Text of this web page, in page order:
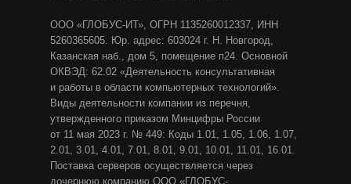
ООО «ГЛОБУС-ИТ», ОГРН 1135260012337, ИНН
5260365605. Юр. адрес: 603024 г. Н. Новгород,
Казанская наб., дом 5, помещение п24. Основной
ОКВЭД: 62.02 «Деятельность консультативная
и работы в области компьютерных технологий».
Виды деятельности компании из перечня,
утвержденного приказом Минцифры России
от 11 мая 2023 г. № 449: Коды 1.01, 1.05, 1.06, 1.07,
2.01, 3.01, 4.01, 7.01, 8.01, 9.01, 10.01, 11.01, 16.01.
Поставка серверов осуществляется через
дочернюю компанию ООО «ГЛОБУС-